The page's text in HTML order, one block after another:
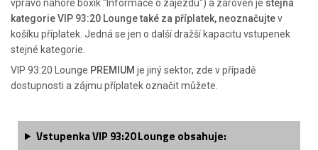
vpravo nahoře boxík "Informace o zájezdu") a zároveň je stejná
kategorie VIP 93:20 Lounge také za příplatek, neoznačujtev
košíku příplatek. Jedná se jen o další dražší kapacitu vstupenek
stejné kategorie.
VIP 93:20 Lounge PREMIUM je jiný sektor, zde v případě
dostupnosti a zájmu příplatek označit můžete.
Vstupenka VIP 93:20 Lounge obsahuje: